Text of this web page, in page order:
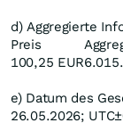
d) Aggregierte
Preis
100,25 EUR
e) Datum des
26.05.2026;